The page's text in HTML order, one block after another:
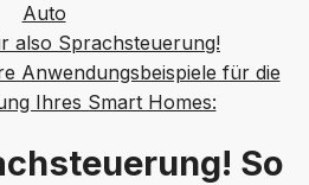
Auto
also Sprachsteuerung!
Anwendungsbeispiele für die
Ihres Smart Homes:
So